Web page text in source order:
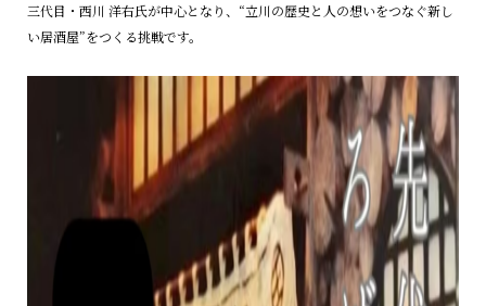
三代目・西川 洋右氏が中心となり、“立川の歴史と人の想いをつなぐ新し
い居酒屋”をつくる挑戦です。